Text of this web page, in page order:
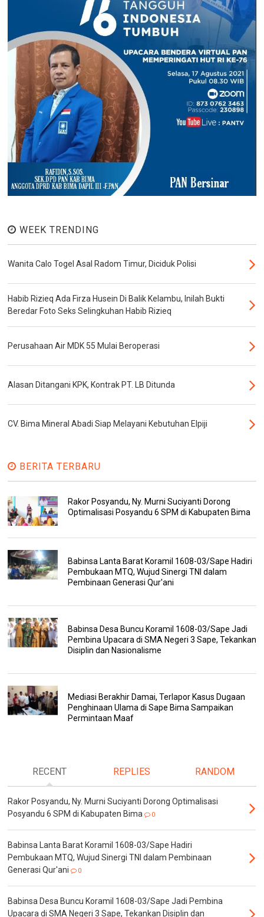
WEEK TRENDING
Wanita Calo Togel Asal Radom Timur, Diciduk Polisi
Habib Rizieq Ada Firza Husein Di Balik Kelambu, Inilah Bukti
Beredar Foto Seks Selingkuhan Habib Rizieq
Perusahaan Air MDK 55 Mulai Beroperasi
Alasan Ditangani KPK, Kontrak PT. LB Ditunda
CV. Bima Mineral Abadi Siap Melayani Kebutuhan Elpiji
BERITA TERBARU
Rakor Posyandu, Ny. Murni Suciyanti Dorong
Optimalisasi Posyandu 6 SPM di Kabupaten Bima
Babinsa Lanta Barat Koramil 1608-03/Sape Hadiri
Pembukaan MTQ, Wujud Sinergi TNI dalam
Pembinaan Generasi Qur'ani
Babinsa Desa Buncu Koramil 1608-03/Sape Jadi
Pembina Upacara di SMA Negeri 3 Sape, Tekankan
Disiplin dan Nasionalisme
Mediasi Berakhir Damai, Terlapor Kasus Dugaan
Penghinaan Ulama di Sape Bima Sampaikan
Permintaan Maaf
RECENT REPLIES RANDOM
Rakor Posyandu, Ny. Murni Suciyanti Dorong Optimalisasi
Posyandu 6 SPM di Kabupaten Bima
0
Babinsa Lanta Barat Koramil 1608-03/Sape Hadiri
Pembukaan MTQ, Wujud Sinergi TNI dalam Pembinaan
Generasi Qur'ani
0
Babinsa Desa Buncu Koramil 1608-03/Sape Jadi Pembina
Upacara di SMA Negeri 3 Sape, Tekankan Disiplin dan